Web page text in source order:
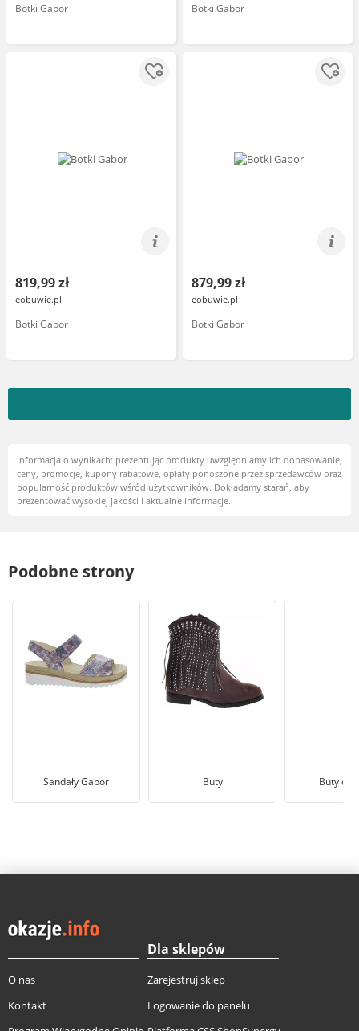
Botki Gabor Botki Gabor
819,99 zł
eobuwie.pl
Botki Gabor
879,99 zł
eobuwie.pl
Botki Gabor
Informacja o wynikach: prezentując produkty uwzględniamy ich dopasowanie,
ceny, promocje, kupony rabatowe, opłaty ponoszone przez sprzedawców oraz
popularność produktów wśród użytkowników. Dokładamy starań, aby
prezentować wysokiej jakości i aktualne informacje.
Podobne strony
Sandały Gabor Buty Buty
O nas
Kontakt
Dla sklepów
Zarejestruj sklep
Logowanie do panelu